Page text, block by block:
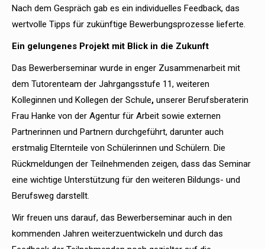
Nach dem Gespräch gab es ein individuelles Feedback, das
wertvolle Tipps für zukünftige Bewerbungsprozesse lieferte.
Ein gelungenes Projekt mit Blick in die Zukunft
Das Bewerberseminar wurde in enger Zusammenarbeit mit
dem Tutorenteam der Jahrgangsstufe 11, weiteren
Kolleginnen und Kollegen der Schule, unserer Berufsberaterin
Frau Hanke von der Agentur für Arbeit sowie externen
Partnerinnen und Partnern durchgeführt, darunter auch
erstmalig Elternteile von Schülerinnen und Schülern. Die
Rückmeldungen der Teilnehmenden zeigen, dass das Seminar
eine wichtige Unterstützung für den weiteren Bildungs- und
Berufsweg darstellt.
Wir freuen uns darauf, das Bewerberseminar auch in den
kommenden Jahren weiterzuentwickeln und durch das